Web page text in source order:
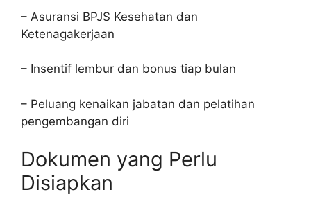
– Asuransi BPJS Kesehatan dan
Ketenagakerjaan
– Insentif lembur dan bonus tiap bulan
– Peluang kenaikan jabatan dan pelatihan
pengembangan diri
Dokumen yang Perlu
Disiapkan